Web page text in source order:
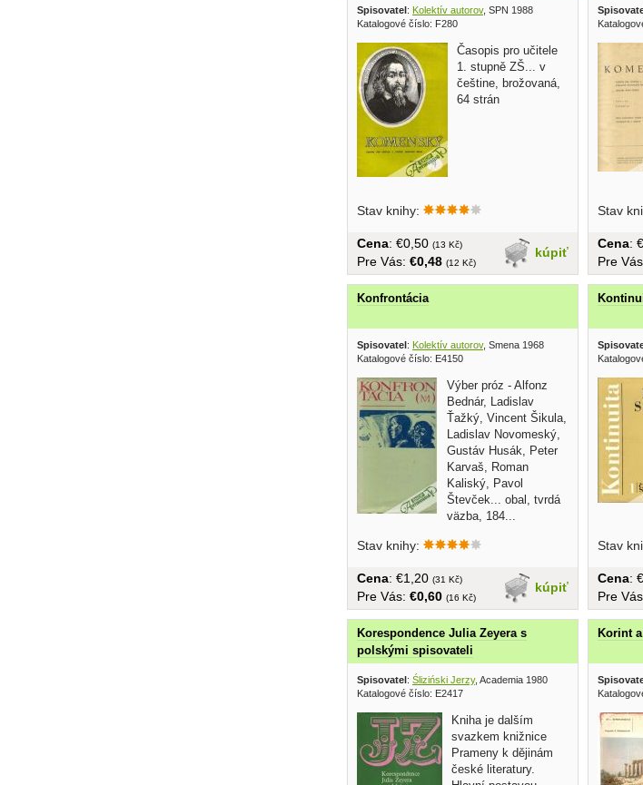
Spisovatel : Kolektív autorov, SPN 1988
Katalogové číslo: F280
Časopis pro učitele
1. stupně ZŠ... v
češtine, brožovaná,
64 strán
Stav knihy:
kúpiť
Cena: €0,50 (13 Kč)
Pre Vás: €0,48 (12 Kč)
Stav
Cena:
Pre
Konfrontácia
Spisovatel: Kolektív autorov, Smena 1968
Katalogové číslo: E4150
Výber próz - Alfonz
Bednár, Ladislav
Ťažký, Vincent Šikula,
Ladislav Novomeský,
Gustáv Husák, Peter
Karvaš, Roman
Kaliský, Pavol
Števček... obal, tvrdá
väzba, 184...
Stav knihy:
kúpiť
Cena: €1,20 (31 Kč)
Pre Vás: €0,60 (16 Kč)
Stav
Cena:
Pre
Korespondence Julia Zeyera s
polskými spisovateli
Spisovatel: Śliziński Jerzy, Academia 1980
Katalogové číslo: E2417
Kniha je dalším
svazkem knižnice
Prameny k dějinám
české literatury.
Korint